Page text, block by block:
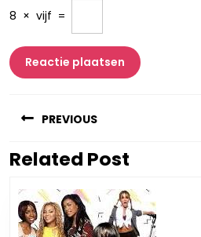
8 × vijf =
PREVIOUS
Vorig
Related Post